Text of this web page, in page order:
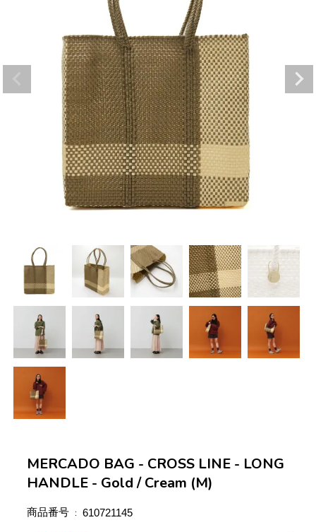
MERCADO BAG - CROSS LINE - LONG
HANDLE - Gold / Cream (M)
商品番号 610721145